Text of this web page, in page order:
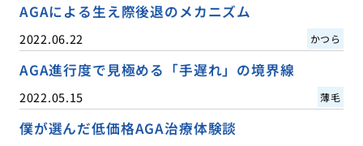
AGAによる生え際後退のメカニズム
2022.06.22 かつら
AGA進行度で見極める「手遅れ」の境界線
2022.05.15 薄毛
僕が選んだ低価格AGA治療体験談